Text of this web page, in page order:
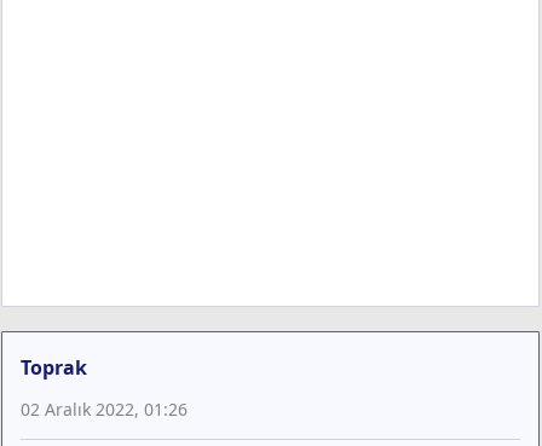
Toprak
02 Aralık 2022, 01:26